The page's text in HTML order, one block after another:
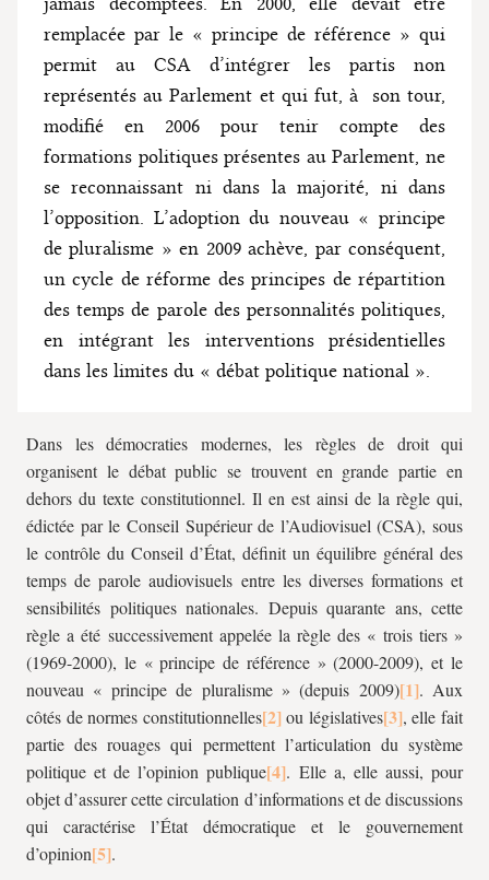
remplacée par le « principe de référence » qui
permit au CSA d’intégrer les partis non
représentés au Parlement et qui fut, à son tour,
modifié en 2006 pour tenir compte des
formations politiques présentes au Parlement, ne
se reconnaissant ni dans la majorité, ni dans
l’opposition. L’adoption du nouveau « principe
de pluralisme » en 2009 achève, par conséquent,
un cycle de réforme des principes de répartition
des temps de parole des personnalités politiques,
en intégrant les interventions présidentielles
dans les limites du « débat politique national ».
Dans les démocraties modernes, les règles de droit qui
organisent le débat public se trouvent en grande partie en
dehors du texte constitutionnel. Il en est ainsi de la règle qui,
édictée par le Conseil Supérieur de l’Audiovisuel (CSA), sous
le contrôle du Conseil d’État, définit un équilibre général des
temps de parole audiovisuels entre les diverses formations et
sensibilités politiques nationales. Depuis quarante ans, cette
règle a été successivement appelée la règle des « trois tiers »
(1969-2000), le « principe de référence » (2000-2009), et le
nouveau « principe de pluralisme » (depuis 2009)
. Aux
côtés de normes constitutionnelles
ou législatives
, elle fait
partie des rouages qui permettent l’articulation du système
politique et de l’opinion publique
. Elle a, elle aussi, pour
objet d’assurer cette circulation d’informations et de discussions
qui caractérise l’État démocratique et le gouvernement
d’opinion
.